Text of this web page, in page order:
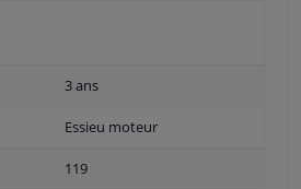
3 ans
Essieu moteur
119